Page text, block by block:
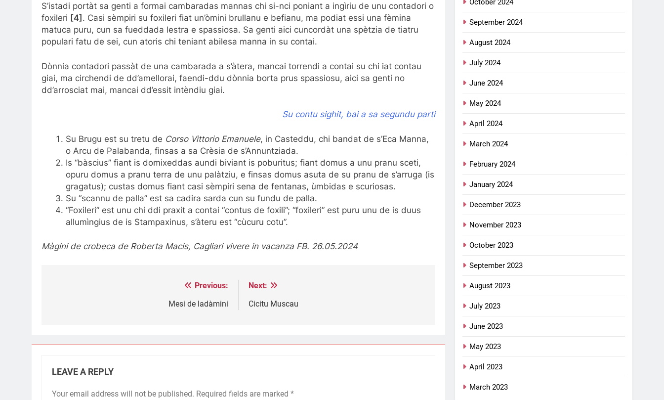
S’istadi portàt sa genti a formai cambaradas mannas chi si-nci poniant a ingìriu de unu contadori o
foxileri [4] . Casi sèmpiri su foxileri fiat un’òmini brullanu e befianu, ma podiat essi una fèmina
matuca puru, cun sa fueddada lestra e spassiosa. Sa genti aici cuncordàt una spètzia de tiatru
populari fatu de sei, cun atoris chi teniant abilesa manna in su contai.
Dònnia contadori passàt de una cambarada a s’àtera, mancai torrendi a contai su chi iat contau
giai, ma circhendi de dd’amellorai, faendi-ddu dònnia borta prus spassiosu, aici sa genti no
dd’arrosciat mai, mancai dd’essit intèndiu giai.
Su contu sighit, bai a sa segundu parti
Su Brugu est su tretu de Corso Vittorio Emanuele, in Casteddu, chi bandat de s’Eca Manna,
o Arcu de Palabanda, finsas a sa Crèsia de s’Annuntziada.
Is “bàscius” fiant is domixeddas aundi biviant is poburitus; fiant domus a unu pranu sceti,
opuru domus a pranu terra de unu palàtziu, e finsas domus asuta de su pranu de s’arruga (is
gragatus); custas domus fiant casi sèmpiri sena de fentanas, ùmbidas e scuriosas.
Su “scannu de palla” est sa cadira sarda cun su fundu de palla.
“Foxileri” est unu chi ddi praxit a contai “contus de foxili”; “foxileri” est puru unu de is duus
allumìngius de is Stampaxinus, s’àteru est “cùcuru cotu”.
Màgini de crobeca de Roberta Macis, Cagliari vivere in vacanza FB. 26.05.2024
Previous:
Mesi de ladàmini
Next:
Cicitu Muscau
LEAVE A REPLY
Your email address will not be published. Required fields are marked *
September 2024
August 2024
July 2024
June 2024
May 2024
April 2024
March 2024
February 2024
January 2024
December 2023
November 2023
October 2023
September 2023
August 2023
July 2023
June 2023
May 2023
April 2023
March 2023